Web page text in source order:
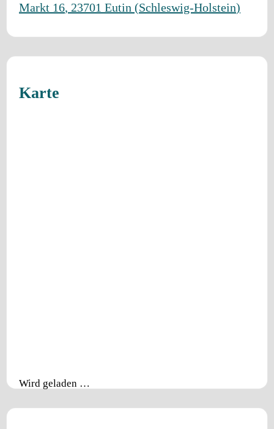
Markt 16, 23701 Eutin (Schleswig-Holstein)
Karte
Wird geladen …